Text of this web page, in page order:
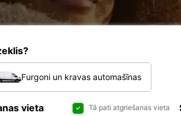
Furgoni un kravas automašīnas
vieta Tā pati atgriešanas vieta